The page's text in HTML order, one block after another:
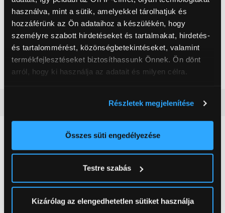
használva, mint a sütik, amelyekkel tárolhatjuk és
hozzáférünk az Ön adataihoz a készülékén, hogy
személyre szabott hirdetéseket és tartalmakat, hirdetés-
és tartalommérést, közönségbetekintéseket, valamint
termékfejlesztéseket biztosíthassunk Önnek. Ön dönt
arról, hogy ki használja az adatait és milyen célra.
elhelyezkedéséről pár méteres pontossággal
Az Ön készülékén beazonosítása annak konkrét
módjairól és adja meg preferenciáit aRészletek
pontban. Bármikor módosíthatja vagy visszavonhatja a
Sütinyilatkozathoz való hozzájárulását.
Részletek megjelenítése
Összes süti engedélyezése
Testre szabás
Kizárólag az elengedhetetlen sütiket használja
Magasság
85 cm
Szélesség
60 cm
Centrifugálási zajszint
69 dBA
Fehér
Mosogép típusa
Elöltöltős mosógép
Neked ajánljuk